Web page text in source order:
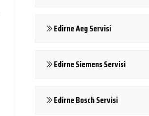
Edirne Aeg Servisi
Edirne Siemens Servisi
Edirne Bosch Servisi